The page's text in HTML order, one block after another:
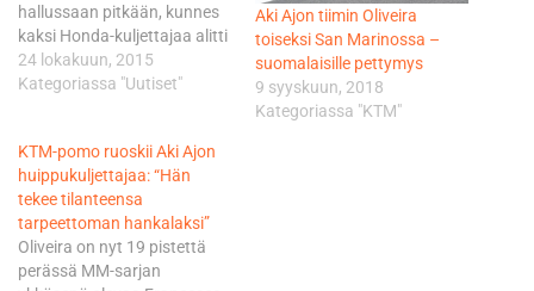
hallussaan pitkään, kunnes
kaksi Honda-kuljettajaa alitti
viimeisellä vedollaan
suomalaistallin kuljettajan
Antonelli, joka piti Jorge
Navarron 47 tuhannesosan
turvin takanaan. Session
alkupuolella parhaansa
painellut Oliveira jäi pohjista
0,240 sekuntia. Sarjaa 40
24 lokakuun, 2015
Kategoriassa "Uutiset"
Aki Ajon tiimin Oliveira
toiseksi San Marinossa –
suomalaisille pettymys
9 syyskuun, 2018
Kategoriassa "KTM"
KTM-pomo ruoskii Aki Ajon
huippukuljettajaa: “Hän
tekee tilanteensa
tarpeettoman hankalaksi”
Oliveira on nyt 19 pistettä
perässä MM-sarjan